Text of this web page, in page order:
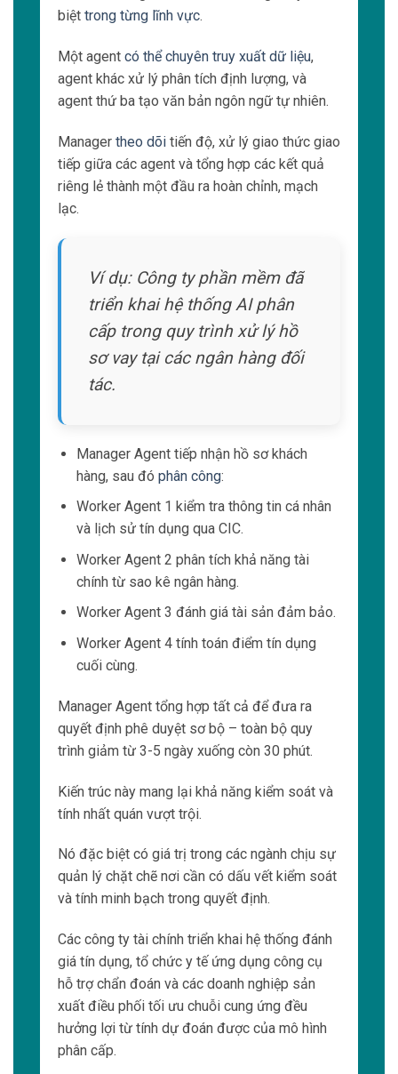
biệt trong từng lĩnh vực.
Một agent có thể chuyên truy xuất dữ liệu,
agent khác xử lý phân tích định lượng, và
agent thứ ba tạo văn bản ngôn ngữ tự nhiên.
Manager theo dõi tiến độ, xử lý giao thức giao
tiếp giữa các agent và tổng hợp các kết quả
riêng lẻ thành một đầu ra hoàn chỉnh, mạch
lạc.
Ví dụ: Công ty phần mềm đã
triển khai hệ thống AI phân
cấp trong quy trình xử lý hồ
sơ vay tại các ngân hàng đối
tác.
Manager Agent tiếp nhận hồ sơ khách
hàng, sau đó phân công:
Worker Agent 1 kiểm tra thông tin cá nhân
và lịch sử tín dụng qua CIC.
Worker Agent 2 phân tích khả năng tài
chính từ sao kê ngân hàng.
Worker Agent 3 đánh giá tài sản đảm bảo.
Worker Agent 4 tính toán điểm tín dụng
cuối cùng.
Manager Agent tổng hợp tất cả để đưa ra
quyết định phê duyệt sơ bộ – toàn bộ quy
trình giảm từ 3-5 ngày xuống còn 30 phút.
Kiến trúc này mang lại khả năng kiểm soát và
tính nhất quán vượt trội.
Nó đặc biệt có giá trị trong các ngành chịu sự
quản lý chặt chẽ nơi cần có dấu vết kiểm soát
và tính minh bạch trong quyết định.
Các công ty tài chính triển khai hệ thống đánh
giá tín dụng, tổ chức y tế ứng dụng công cụ
hỗ trợ chẩn đoán và các doanh nghiệp sản
xuất điều phối tối ưu chuỗi cung ứng đều
hưởng lợi từ tính dự đoán được của mô hình
phân cấp.